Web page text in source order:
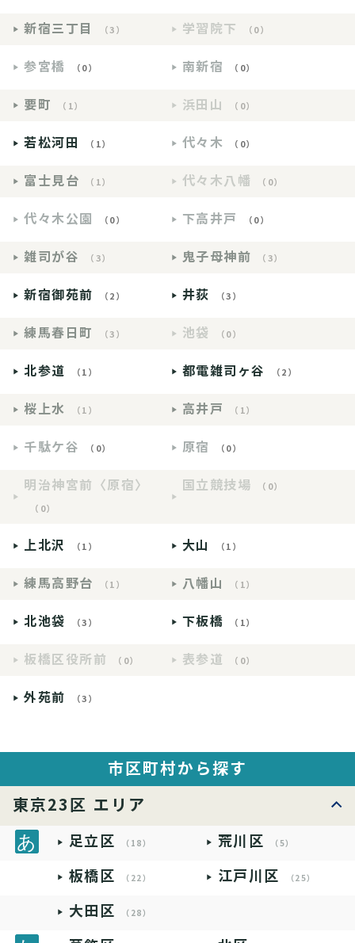
新宿三丁目 （3） 学習院下 （0）
参宮橋 （0） 南新宿 （0）
要町 （1） 浜田山 （0）
若松河田 （1） 代々木 （0）
富士見台 （1） 代々木八幡 （0）
代々木公園 （0） 下高井戸 （0）
雑司が谷 （3） 鬼子母神前 （3）
新宿御苑前 （2） 井荻 （3）
練馬春日町 （3） 池袋 （0）
北参道 （1） 都電雑司ヶ谷 （2）
桜上水 （1） 高井戸 （1）
千駄ケ谷 （0） 原宿 （0）
明治神宮前〈原宿〉
（0）
国立競技場 （0）
上北沢 （1） 大山 （1）
練馬高野台 （1） 八幡山 （1）
北池袋 （3） 下板橋 （1）
板橋区役所前 （0） 表参道 （0）
外苑前 （3）
市区町村から探す
東京23区 エリア
足立区 （18） 荒川区 （5）
板橋区 （22） 江戸川区 （25）
大田区 （28）